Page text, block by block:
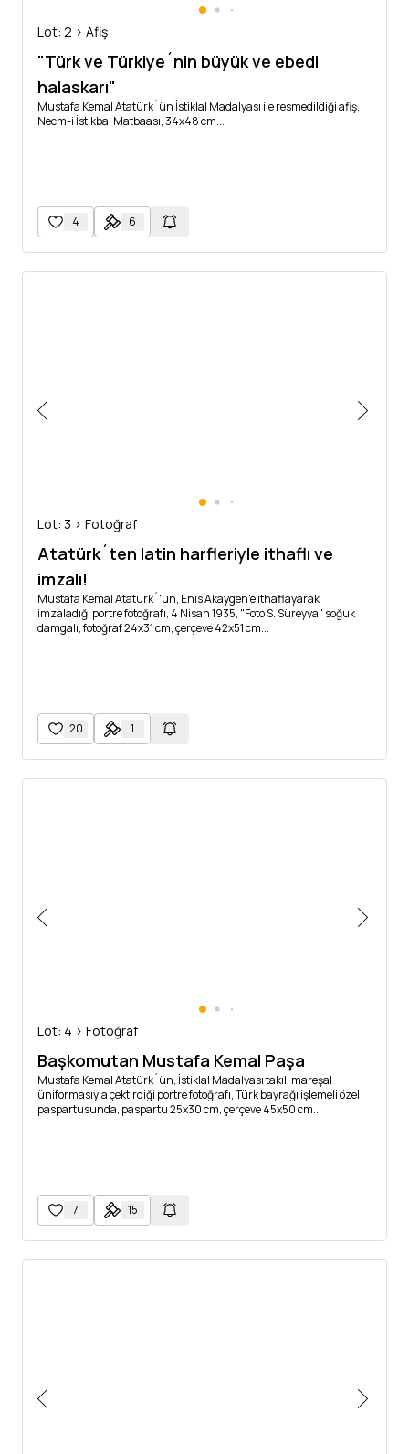
Lot: 2 > Afiş
"Türk ve Türkiye´nin büyük ve ebedi
halaskarı"
Mustafa Kemal Atatürk´ün İstiklal Madalyası ile resmedildiği afiş,
Necm-i İstikbal Matbaası, 34x48 cm...
4 6
Lot: 3 > Fotoğraf
Atatürk´ten latin harfleriyle ithaflı ve
imzalı!
Mustafa Kemal Atatürk´'ün, Enis Akaygen'e ithaflayarak
imzaladığı portre fotoğrafı, 4 Nisan 1935, "Foto S. Süreyya" soğuk
damgalı, fotoğraf 24x31 cm, çerçeve 42x51 cm...
20 1
Lot: 4 > Fotoğraf
Başkomutan Mustafa Kemal Paşa
Mustafa Kemal Atatürk´ün, İstiklal Madalyası takılı mareşal
üniformasıyla çektirdiği portre fotoğrafı, Türk bayrağı işlemeli özel
paspartusunda, paspartu 25x30 cm, çerçeve 45x50 cm...
7 15